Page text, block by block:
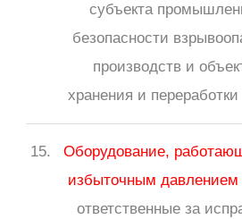
субъекта
безопасности
производств и
хранения и переработки
15.
Оборудование,
избыточным давлением
ответственные за